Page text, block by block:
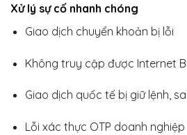
Xử lý sự cố nhanh chóng
Giao dịch chuyển khoản bị lỗi
Không truy cập được Internet
Giao dịch quốc tế bị giữ lệnh,
Lỗi xác thực OTP doanh nghiệp